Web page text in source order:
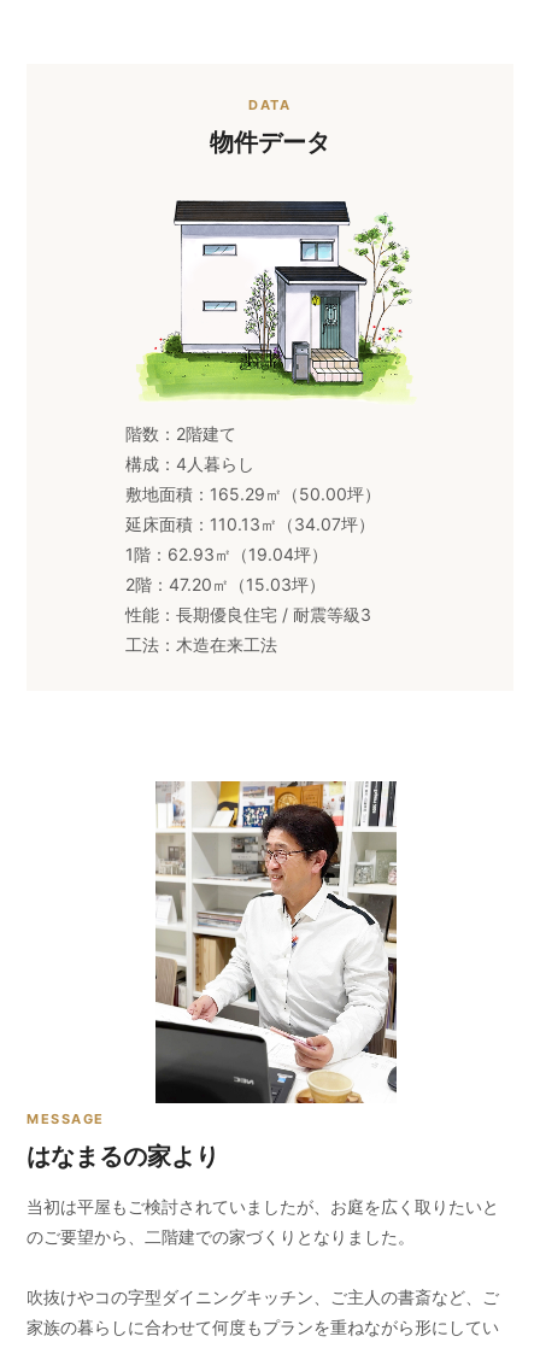
DATA
物件データ
階数：2階建て
構成：4人暮らし
敷地面積：165.29㎡（50.00坪）
延床面積：110.13㎡（34.07坪）
1階：62.93㎡（19.04坪）
2階：47.20㎡（15.03坪）
性能：長期優良住宅 / 耐震等級3
工法：木造在来工法
MESSAGE
はなまるの家より
当初は平屋もご検討されていましたが、お庭を広く取りたいと
のご要望から、二階建での家づくりとなりました。
吹抜けやコの字型ダイニングキッチン、ご主人の書斎など、ご
家族の暮らしに合わせて何度もプランを重ねながら形にしてい